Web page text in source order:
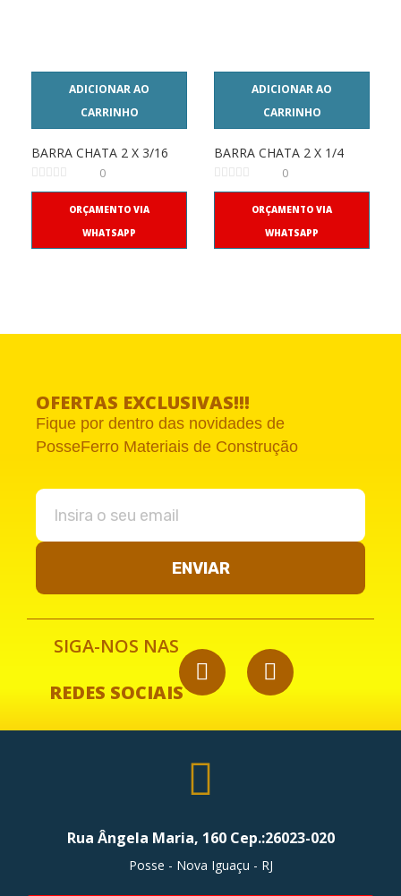
ADICIONAR AO
CARRINHO
BARRA CHATA 2 X 3/16
0
ORÇAMENTO VIA
WHATSAPP
ADICIONAR AO
CARRINHO
BARRA CHATA 2 X 1/4
0
ORÇAMENTO VIA
WHATSAPP
OFERTAS EXCLUSIVAS!!!
Fique por dentro das novidades de
PosseFerro Materiais de Construção
ENVIAR
SIGA-NOS NAS
REDES SOCIAIS
Rua Ângela Maria, 160 Cep.:26023-020
Posse - Nova Iguaçu - RJ